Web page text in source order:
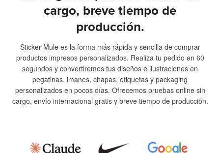
cargo, breve tiempo de
producción.
Sticker Mule es la forma más rápida y sencilla de comprar
productos impresos personalizados. Realiza tu pedido en 60
segundos y convertiremos tus diseños e ilustraciones en
pegatinas, imanes, chapas, etiquetas y packaging
personalizados en pocos días. Ofrecemos pruebas online sin
cargo, envío internacional gratis y breve tiempo de producción.